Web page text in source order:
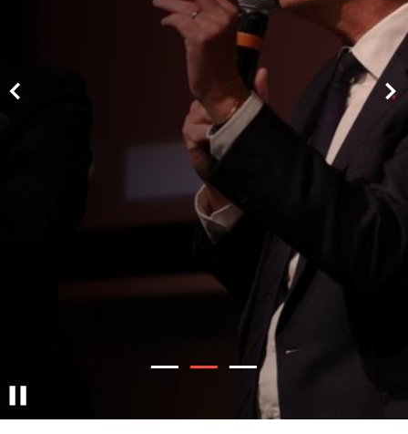
Diapo 1Diapo 2Diapo 3